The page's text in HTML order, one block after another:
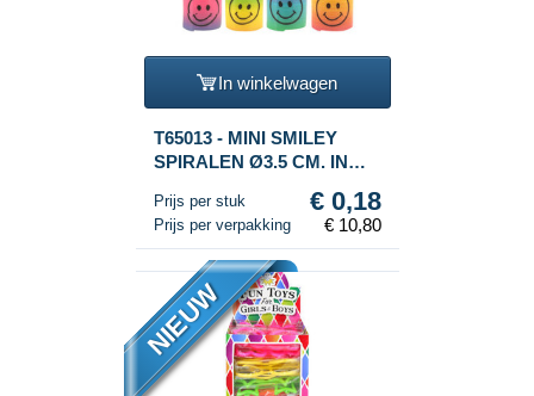
In winkelwagen
T65013 - MINI SMILEY
SPIRALEN Ø3.5 CM. IN
Prijs per stuk € 0,18
Prijs per verpakking € 10,80
NIEUW